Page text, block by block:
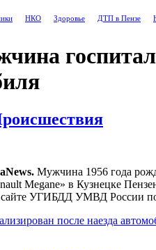
НКО Здоровье ДТП в Пензе
Мужчина 1956 года
Megane» в Кузнецке
УГИБДД УМВД России